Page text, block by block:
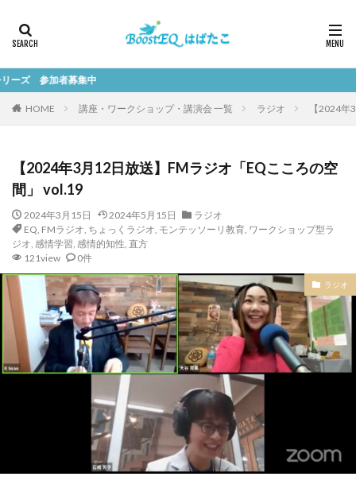
者募集中
HOME 講座・ワークショップ・講演会 一覧 ラジオ 【2024
【2024年3月12日放送】FMラジオ「EQこころの空
間」 vol.19
2024年3月15日 2024年5月15日
ラジオ
EQ, FMラジオ, ちょっくラジオ, モンテッソーリ教育, ワークショップ型ラ
ジオ, 感情学習, 感情的知性, 直方
121view
0件
ラジオ